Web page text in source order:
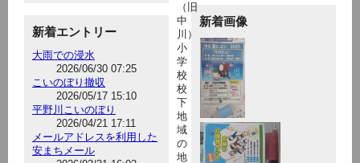
新着エントリー
大雨での浸水
2026/06/30 07:25
こいのぼり撤収
2026/05/17 15:10
平野川こいのぼり
2026/04/21 17:11
メールアドレスを利用した
安まちメール
新着画像
（旧
中
川）
小
学
校
校
下
地
域
の
地